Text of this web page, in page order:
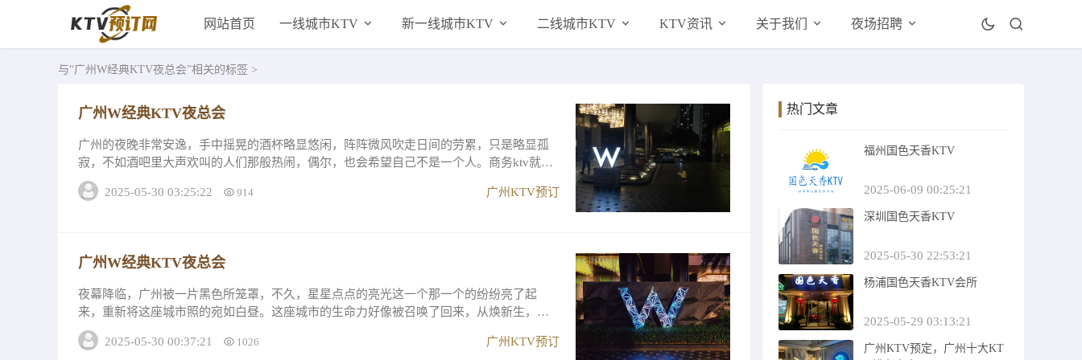
网站首页 一线城市KTV 新一线城市KTV 二线城市KTV KTV资讯 关于我们 夜场招聘
与“广州W经典KTV夜总会”相关的标签 >
广州W经典KTV夜总会
广州的夜晚非常安逸，手中摇晃的酒杯略显悠闲，阵阵微风吹走日间的劳累，只是略显孤
寂，不如酒吧里大声欢叫的人们那般热闹，偶尔，也会希望自己不是一个人。商务ktv就是
夜晚中能够让人找到归属感、尽情做夜总会的...
2025-05-30 03:25:22
914 广州KTV预订
广州W经典KTV夜总会
夜幕降临，广州被一片黑色所笼罩，不久，星星点点的亮光这一个那一个的纷纷亮了起
来，重新将这座城市照的宛如白昼。这座城市的生命力好像被召唤了回来，从焕新生，人
们期待已久的夜生活，开始了。在广州想要鹤立鸡群...
2025-05-30 00:37:21
1026 广州KTV预订
热门文章
福州国色天香KTV
2025-06-09 00:25:21
深圳国色天香KTV
2025-05-30 22:53:21
杨浦国色天香KTV会所
2025-05-29 03:13:21
广州KTV预定，广州十大KT